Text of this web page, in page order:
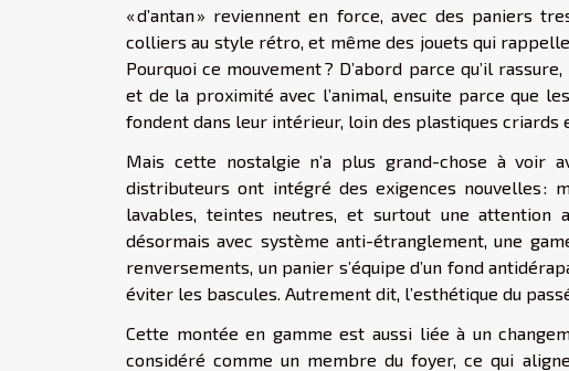
« d’antan » reviennent en force, avec des paniers
colliers au style rétro, et même des jouets qui
Pourquoi ce mouvement ? D’abord parce qu’il
et de la proximité avec l’animal, ensuite parce que
fondent dans leur intérieur, loin des plastiques criards
Mais cette nostalgie n’a plus grand-chose à voir
distributeurs ont intégré des exigences nouvelles :
lavables, teintes neutres, et surtout une attention
désormais avec système anti-étranglement, une
renversements, un panier s’équipe d’un fond
éviter les bascules. Autrement dit, l’esthétique du
Cette montée en gamme est aussi liée à un
considéré comme un membre du foyer, ce qui